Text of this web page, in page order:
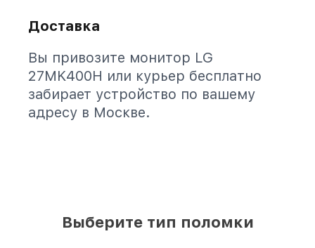
Доставка
Вы привозите монитор LG
27MK400H или курьер бесплатно
забирает устройство по вашему
адресу в Москве.
Выберите тип поломки